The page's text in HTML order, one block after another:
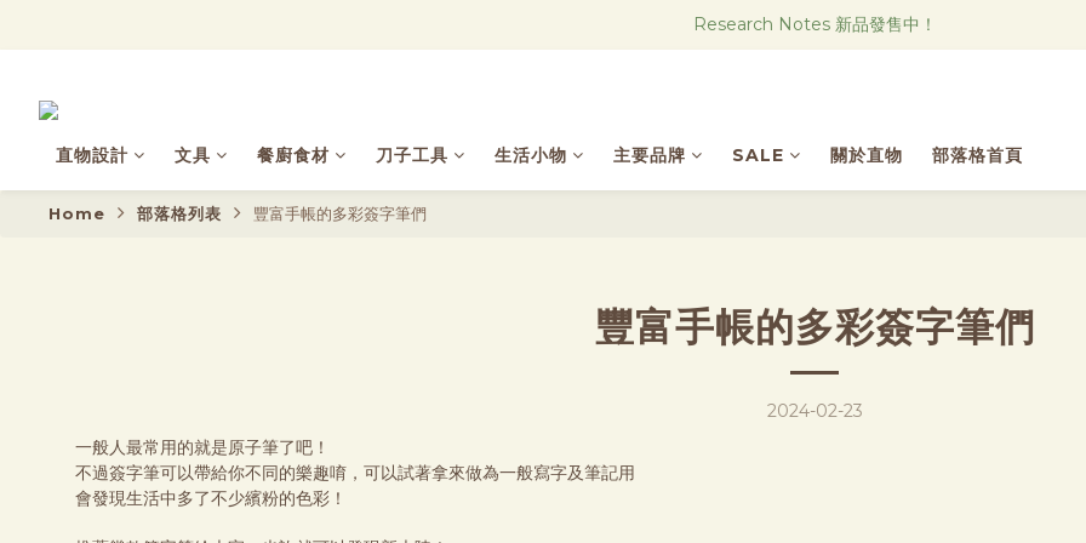
Research Notes 新品發售中！
Research Notes 新品發售中！
直物設計 文具 餐廚食材 刀子工具 生活小物 主要品牌 SALE 關於直物 部落格首頁
Home 部落格列表 豐富手帳的多彩簽字筆們
豐富手帳的多彩簽字筆們
2024-02-23
一般人最常用的就是原子筆了吧！
不過簽字筆可以帶給你不同的樂趣唷，可以試著拿來做為一般寫字及筆記用
會發現生活中多了不少繽粉的色彩！